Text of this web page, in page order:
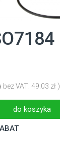
bez VAT: 49.03 zł )
do koszyka